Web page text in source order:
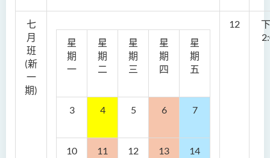
七
月
班
(新
一
期)
星
期
一
星
期
二
星
期
三
星
期
四
星
期
五
3 4 5 6 7
10 11 12 13 14
12